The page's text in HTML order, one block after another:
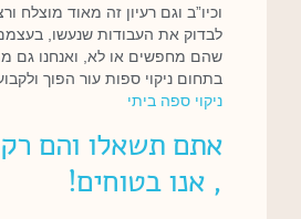
וכיו”ב וגם רעיון זה מאוד מוצלח
לבדוק את העבודות שנעשו,
שהם מחפשים או לא, ואנחנו גם
בתחום ניקוי ספות עור הפוך
ניקוי ספה ביתי
אתם תשאלו והם
, אנו בטוחים!